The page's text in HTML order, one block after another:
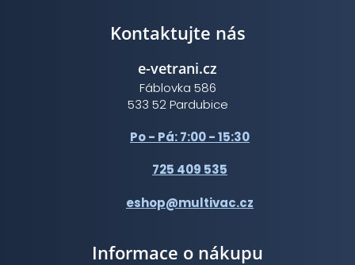
Kontaktujte nás
e-vetrani.cz
Fáblovka 586
533 52 Pardubice
Po - Pá: 7:00 - 15:30
725 409 535
eshop@multivac.cz
Informace o nákupu